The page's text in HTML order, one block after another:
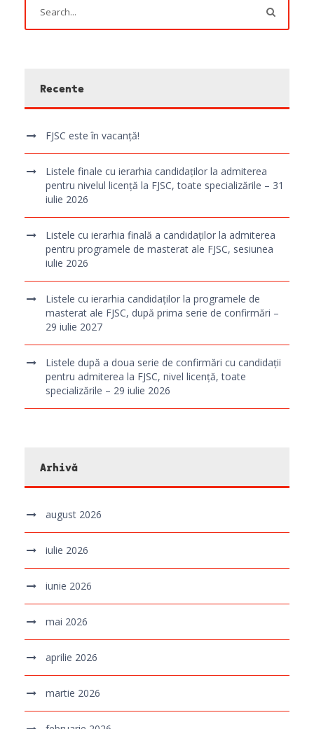
Recente
FJSC este în vacanță!
Listele finale cu ierarhia candidaților la admiterea
pentru nivelul licență la FJSC, toate specializările – 31
iulie 2026
Listele cu ierarhia finală a candidaților la admiterea
pentru programele de masterat ale FJSC, sesiunea
iulie 2026
Listele cu ierarhia candidaților la programele de
masterat ale FJSC, după prima serie de confirmări –
29 iulie 2027
Listele după a doua serie de confirmări cu candidații
pentru admiterea la FJSC, nivel licență, toate
specializările – 29 iulie 2026
Arhivă
august 2026
iulie 2026
iunie 2026
mai 2026
aprilie 2026
martie 2026